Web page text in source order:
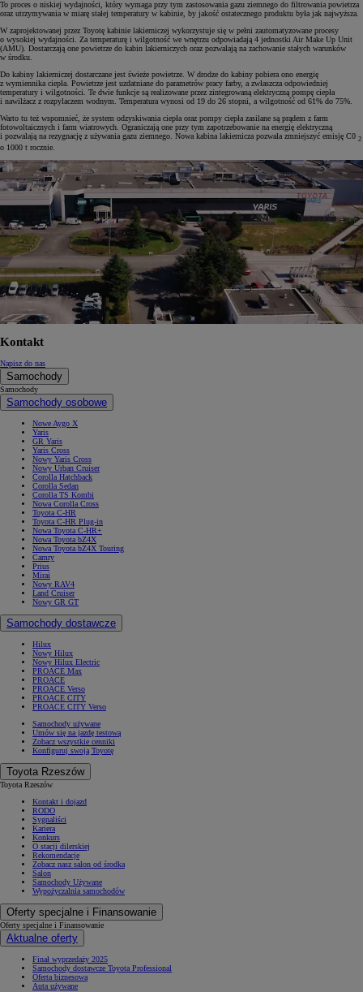
To proces o niskiej wydajności, który wymaga przy tym zastosowania gazu ziemnego do filtrowania powietrza
oraz utrzymywania w miarę stałej temperatury w kabinie, by jakość ostatecznego produktu była jak najwyższa.
W zaprojektowanej przez Toyotę kabinie lakierniczej wykorzystuje się w pełni zautomatyzowane procesy
o wysokiej wydajności. Za temperaturę i wilgotność we wnętrzu odpowiadają 4 jednostki Air Make Up Unit
(AMU). Dostarczają one powietrze do kabin lakierniczych oraz pozwalają na zachowanie stałych warunków
w środku.
Do kabiny lakierniczej dostarczane jest świeże powietrze. W drodze do kabiny pobiera ono energię
z wymiennika ciepła. Powietrze jest uzdatniane do parametrów pracy farby, a zwłaszcza odpowiedniej
temperatury i wilgotności. Te dwie funkcje są realizowane przez zintegrowaną elektryczną pompę ciepła
i nawilżacz z rozpylaczem wodnym. Temperatura wynosi od 19 do 26 stopni, a wilgotność od 61% do 75%.
Warto tu też wspomnieć, że system odzyskiwania ciepła oraz pompy ciepła zasilane są prądem z farm
fotowoltaicznych i farm wiatrowych. Ograniczają one przy tym zapotrzebowanie na energię elektryczną
i pozwalają na rezygnację z używania gazu ziemnego. Nowa kabina lakiernicza pozwala zmniejszyć emisję C0 2
o 1000 t rocznie.
Kontakt
Napisz do nas
Samochody
Samochody
Samochody osobowe
Nowe Aygo X
Yaris
GR Yaris
Yaris Cross
Nowy Yaris Cross
Nowy Urban Cruiser
Corolla Hatchback
Corolla Sedan
Corolla TS Kombi
Nowa Corolla Cross
Toyota C-HR
Toyota C-HR Plug-in
Nowa Toyota C-HR+
Nowa Toyota bZ4X
Nowa Toyota bZ4X Touring
Camry
Prius
Mirai
Nowy RAV4
Land Cruiser
Nowy GR GT
Samochody dostawcze
Hilux
Nowy Hilux
Nowy Hilux Electric
PROACE Max
PROACE
PROACE Verso
PROACE CITY
PROACE CITY Verso
Samochody używane
Umów się na jazdę testową
Zobacz wszystkie cenniki
Konfiguruj swoją Toyotę
Toyota Rzeszów
Toyota Rzeszów
Kontakt i dojazd
RODO
Sygnaliści
Kariera
Konkurs
O stacji dilerskiej
Rekomendacje
Zobacz nasz salon od środka
Salon
Samochody Używane
Wypożyczalnia samochodów
Oferty specjalne i Finansowanie
Oferty specjalne i Finansowanie
Aktualne oferty
Finał wyprzedaży 2025
Samochody dostawcze Toyota Professional
Oferta biznesowa
Auta używane